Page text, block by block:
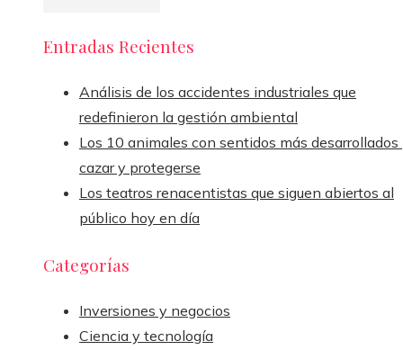
Entradas Recientes
Análisis de los accidentes industriales que
redefinieron la gestión ambiental
Los 10 animales con sentidos más desarrollados
cazar y protegerse
Los teatros renacentistas que siguen abiertos al
público hoy en día
Categorías
Inversiones y negocios
Ciencia y tecnología